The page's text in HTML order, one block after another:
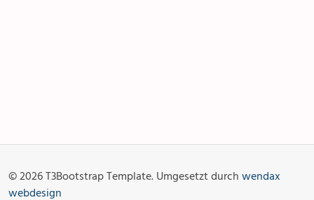
© 2026 T3Bootstrap Template. Umgesetzt durch wendax
webdesign
Angebot & Sakramente
Aktuelles
Fotogalerie
Links